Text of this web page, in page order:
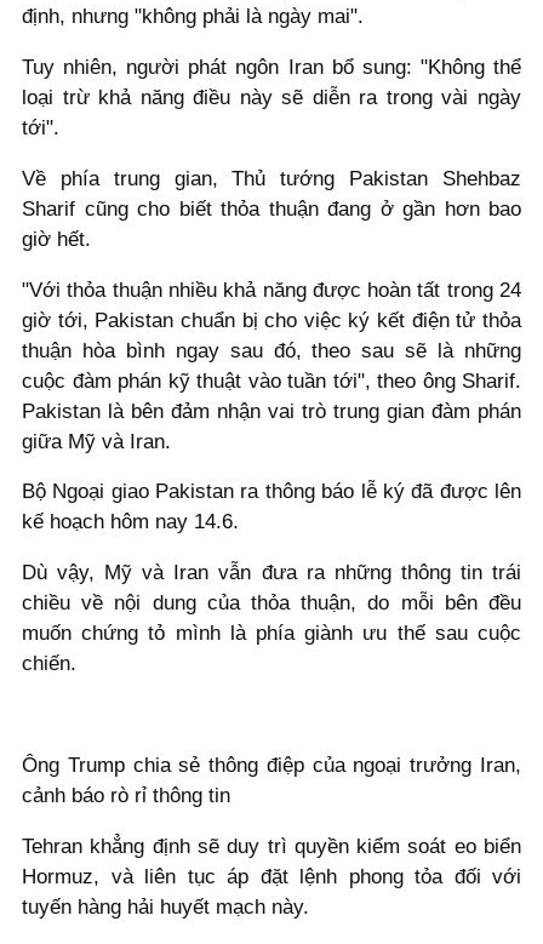
định, nhưng "không phải là ngày mai".
Tuy nhiên, người phát ngôn Iran bổ sung: "Không thể
loại trừ khả năng điều này sẽ diễn ra trong vài ngày
tới".
Về phía trung gian, Thủ tướng Pakistan Shehbaz
Sharif cũng cho biết thỏa thuận đang ở gần hơn bao
giờ hết.
"Với thỏa thuận nhiều khả năng được hoàn tất trong 24
giờ tới, Pakistan chuẩn bị cho việc ký kết điện tử thỏa
thuận hòa bình ngay sau đó, theo sau sẽ là những
cuộc đàm phán kỹ thuật vào tuần tới", theo ông Sharif.
Pakistan là bên đảm nhận vai trò trung gian đàm phán
giữa Mỹ và Iran.
Bộ Ngoại giao Pakistan ra thông báo lễ ký đã được lên
kế hoạch hôm nay 14.6.
Dù vậy, Mỹ và Iran vẫn đưa ra những thông tin trái
chiều về nội dung của thỏa thuận, do mỗi bên đều
muốn chứng tỏ mình là phía giành ưu thế sau cuộc
chiến.
Ông Trump chia sẻ thông điệp của ngoại trưởng Iran,
cảnh báo rò rỉ thông tin
Tehran khẳng định sẽ duy trì quyền kiểm soát eo biển
Hormuz, và liên tục áp đặt lệnh phong tỏa đối với
tuyến hàng hải huyết mạch này.